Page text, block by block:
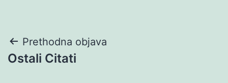
Navigacija
objava
Prethodna objava
Ostali Citati